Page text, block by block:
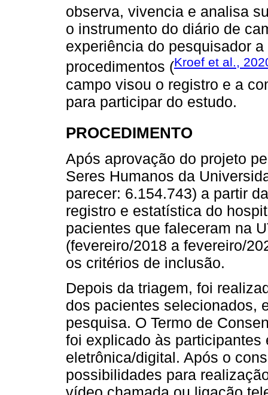
observa, vivencia e analisa
o instrumento do diário de
experiência do pesquisador
procedimentos (Kroef et al.,
campo visou o registro e a
para participar do estudo.
PROCEDIMENTO
Após aprovação do projeto
Seres Humanos da
parecer: 6.154.743) a partir
registro e estatística do
pacientes que faleceram na
(fevereiro/2018 a fevereiro/
os critérios de inclusão.
Depois da triagem, foi
dos pacientes selecionados,
pesquisa. O Termo de
foi explicado às
eletrônica/digital. Após o
possibilidades para